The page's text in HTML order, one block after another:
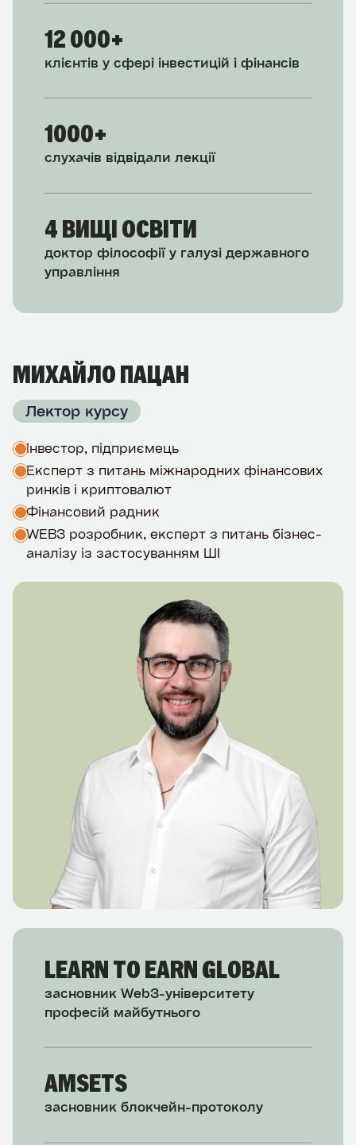
12 000+
клієнтів у сфері інвестицій і фінансів
1000+
слухачів відвідали лекції
4 ВИЩІ ОСВІТИ
доктор філософії у галузі державного
управління
МИХАЙЛО ПАЦАН
Лектор курсу
Інвестор, підприємець
Експерт з питань міжнародних фінансових
ринків і криптовалют
Фінансовий радник
WEB3 розробник, експерт з питань бізнес-
аналізу із застосуванням ШІ
LEARN TO EARN GLOBAL
засновник Web3-університету
професій майбутнього
AMSETS
засновник блокчейн-протоколу